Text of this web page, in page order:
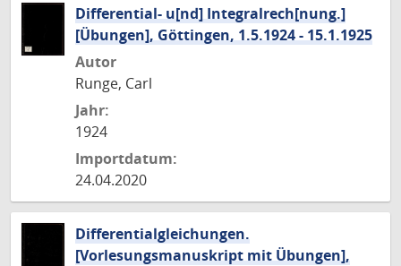
Differential- u[nd] Integralrech[nung.]
[Übungen], Göttingen, 1.5.1924 - 15.1.1925
Autor
Runge, Carl
Jahr:
1924
Importdatum:
24.04.2020
Differentialgleichungen.
[Vorlesungsmanuskript mit Übungen],